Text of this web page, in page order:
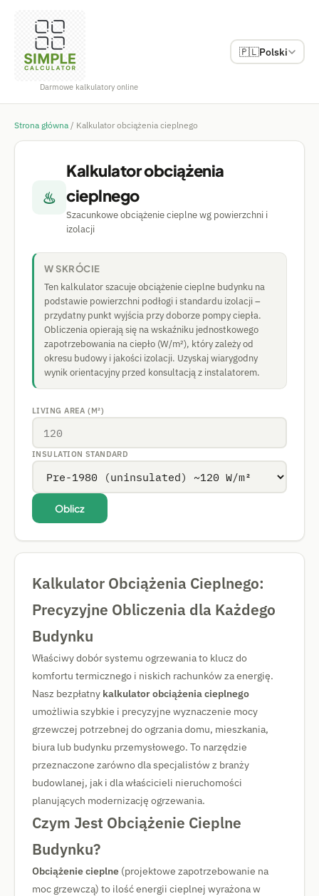
Darmowe kalkulatory online
🇵🇱Polski
Strona główna / Kalkulator obciążenia cieplnego
♨
Kalkulator obciążenia
cieplnego
Szacunkowe obciążenie cieplne wg powierzchni i
izolacji
W SKRÓCIE
Ten kalkulator szacuje obciążenie cieplne budynku na
podstawie powierzchni podłogi i standardu izolacji –
przydatny punkt wyjścia przy doborze pompy ciepła.
Obliczenia opierają się na wskaźniku jednostkowego
zapotrzebowania na ciepło (W/m²), który zależy od
okresu budowy i jakości izolacji. Uzyskaj wiarygodny
wynik orientacyjny przed konsultacją z instalatorem.
LIVING AREA (M²)
INSULATION STANDARD
Oblicz
Kalkulator Obciążenia Cieplnego:
Precyzyjne Obliczenia dla Każdego
Budynku
Właściwy dobór systemu ogrzewania to klucz do
komfortu termicznego i niskich rachunków za energię.
Nasz bezpłatny kalkulator obciążenia cieplnego
umożliwia szybkie i precyzyjne wyznaczenie mocy
grzewczej potrzebnej do ogrzania domu, mieszkania,
biura lub budynku przemysłowego. To narzędzie
przeznaczone zarówno dla specjalistów z branży
budowlanej, jak i dla właścicieli nieruchomości
planujących modernizację ogrzewania.
Czym Jest Obciążenie Cieplne
Budynku?
Obciążenie cieplne (projektowe zapotrzebowanie na
moc grzewczą) to ilość energii cieplnej wyrażona w